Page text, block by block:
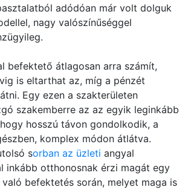
adódóan már volt dolguk
nagy valószínűséggel
befektető átlagosan arra számít,
is eltarthat az, míg a pénzét
Egy ezen a szakterületen
szakemberre az az egyik leginkább
hosszú távon gondolkodik, a
komplex módon átlátva.
sorban az üzleti angyal
inkább otthonosnak érzi magát egy
befektetés során, melyet maga is